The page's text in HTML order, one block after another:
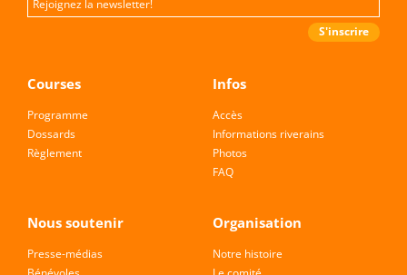
Courses
Programme
Dossards
Règlement
Infos
Accès
Informations riverains
Photos
FAQ
Nous soutenir
Presse-médias
Organisation
Notre histoire